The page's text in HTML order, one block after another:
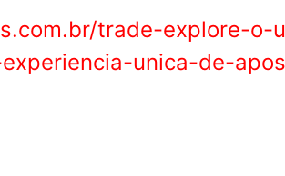
trade-explore-o-
unica-de-